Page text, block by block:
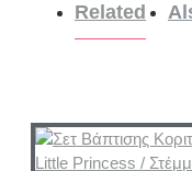
Related